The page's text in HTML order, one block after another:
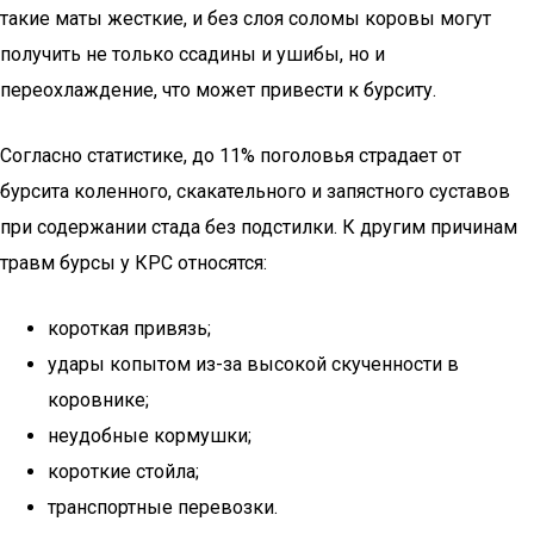
такие маты жесткие, и без слоя соломы коровы могут
получить не только ссадины и ушибы, но и
переохлаждение, что может привести к бурситу.
Согласно статистике, до 11% поголовья страдает от
бурсита коленного, скакательного и запястного суставов
при содержании стада без подстилки. К другим причинам
травм бурсы у КРС относятся:
короткая привязь;
удары копытом из-за высокой скученности в
коровнике;
неудобные кормушки;
короткие стойла;
транспортные перевозки.